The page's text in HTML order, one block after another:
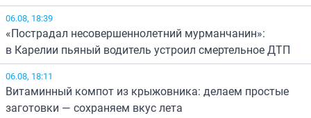
06.08, 18:39
«Пострадал несовершеннолетний мурманчанин»:
в Карелии пьяный водитель устроил смертельное ДТП
06.08, 18:11
Витаминный компот из крыжовника: делаем простые
заготовки — сохраняем вкус лета